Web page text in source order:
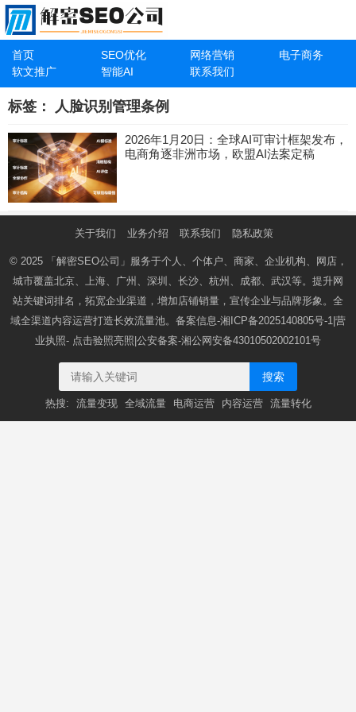
首页 SEO优化 网络营销
电子商务
软文推广
智能AI 联系我们
标签： 人脸识别管理条例
2026年1月20日：全球AI可审计框架发布，
电商角逐非洲市场，欧盟AI法案定稿
关于我们 业务介绍 联系我们 隐私政策
© 2025 「解密SEO公司」 服务于个人、个体户、商家、企业机构、网店，
城市覆盖北京、上海、广州、深圳、长沙、杭州、成都、武汉等。提升网
站关键词排名，拓宽企业渠道，增加店铺销量，宣传企业与品牌形象。全
域全渠道内容运营打造长效流量池。备案信息-湘ICP备2025140805号-1 |营
业执照- 点击验照亮照 |公安备案-湘公网安备43010502002101号
搜索
热搜: 流量变现 全域流量 电商运营 内容运营 流量转化